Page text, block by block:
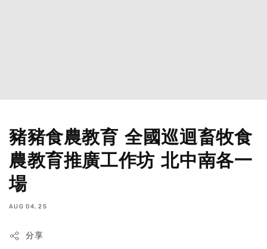
豬豬食農教育 全國巡迴畜牧食
農教育推廣工作坊 北中南各一
場
AUG 04, 25
分享